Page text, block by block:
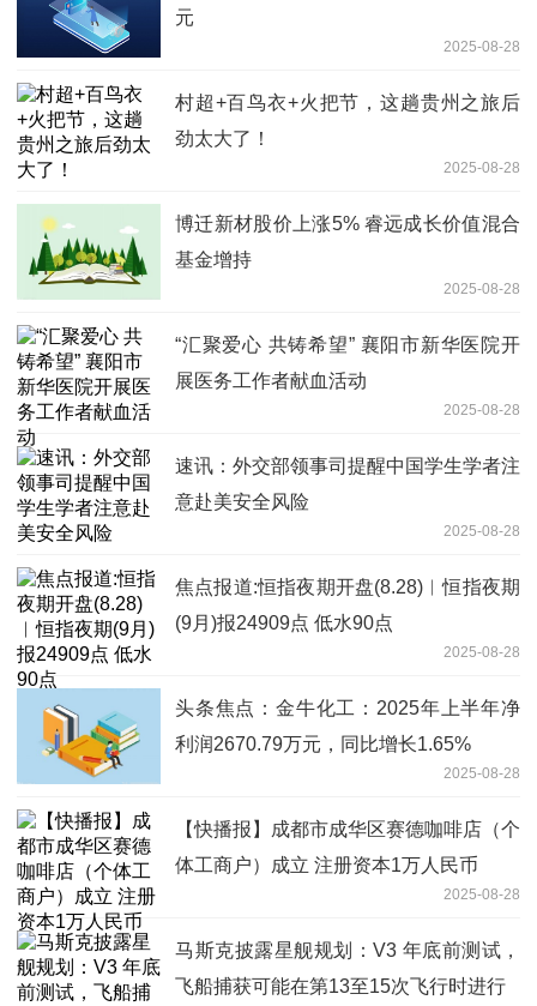
元
2025-08-28
村超+百鸟衣+火把节，这趟贵州之旅后
劲太大了！
2025-08-28
博迁新材股价上涨5% 睿远成长价值混合
基金增持
2025-08-28
“汇聚爱心 共铸希望” 襄阳市新华医院开
展医务工作者献血活动
2025-08-28
速讯：外交部领事司提醒中国学生学者注
意赴美安全风险
2025-08-28
焦点报道:恒指夜期开盘(8.28)︱恒指夜期
(9月)报24909点 低水90点
2025-08-28
头条焦点：金牛化工：2025年上半年净
利润2670.79万元，同比增长1.65%
2025-08-28
【快播报】成都市成华区赛德咖啡店（个
体工商户）成立 注册资本1万人民币
2025-08-28
马斯克披露星舰规划：V3 年底前测试，
飞船捕获可能在第13至15次飞行时进行